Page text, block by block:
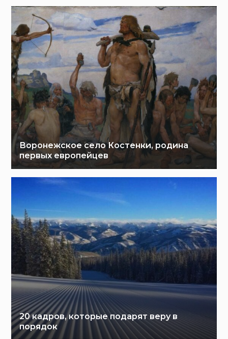
Воронежское село Костенки, родина
первых европейцев
20 кадров, которые подарят веру в
порядок